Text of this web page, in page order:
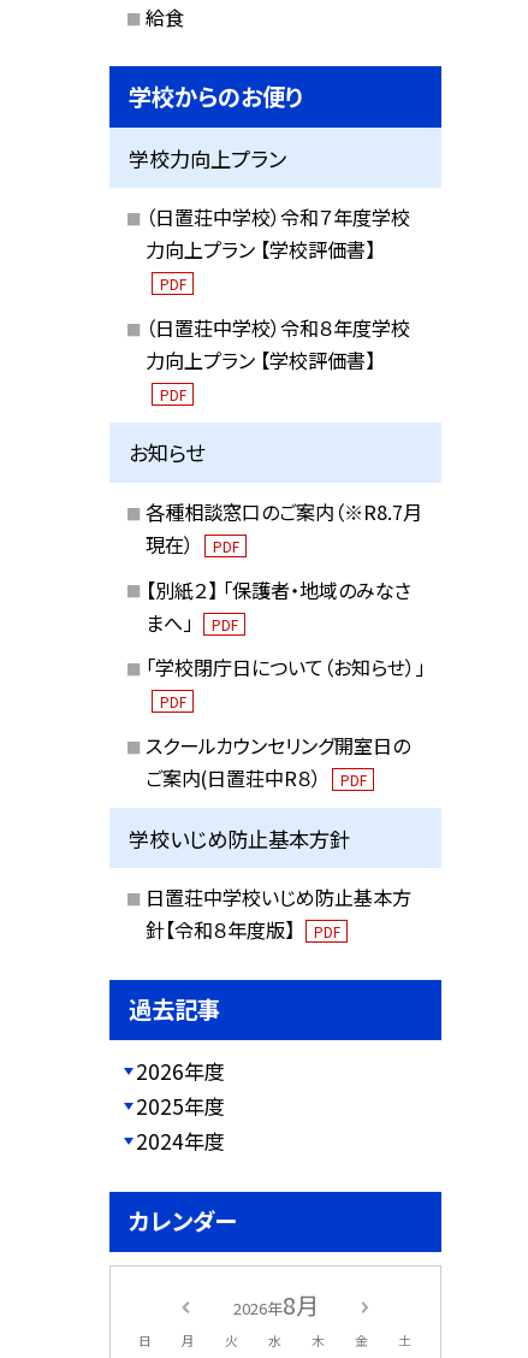
給食
学校からのお便り
学校力向上プラン
（日置荘中学校）令和７年度学校
力向上プラン 【学校評価書】
PDF
（日置荘中学校）令和８年度学校
力向上プラン 【学校評価書】
PDF
お知らせ
各種相談窓口のご案内（※R8.7月
現在）
PDF
【別紙２】 「保護者・地域のみなさ
まへ」
PDF
「学校閉庁日について（お知らせ）」
PDF
スクールカウンセリング開室日の
ご案内(日置荘中R８）
PDF
学校いじめ防止基本方針
日置荘中学校いじめ防止基本方
針【令和８年度版】
PDF
過去記事
2026年度
2025年度
2024年度
カレンダー
2026年8月
日 月 火 水 木 金 土